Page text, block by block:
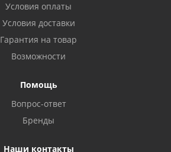
Условия оплаты
Условия доставки
Гарантия на товар
Возможности
Помощь
Вопрос-ответ
Бренды
Наши контакты